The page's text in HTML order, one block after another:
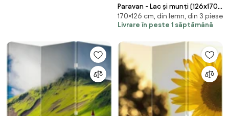
Paravan - Lac și munți (126x170
cm)
170×126 cm, din lemn, din 3 piese
Livrare în peste 1 săptămână